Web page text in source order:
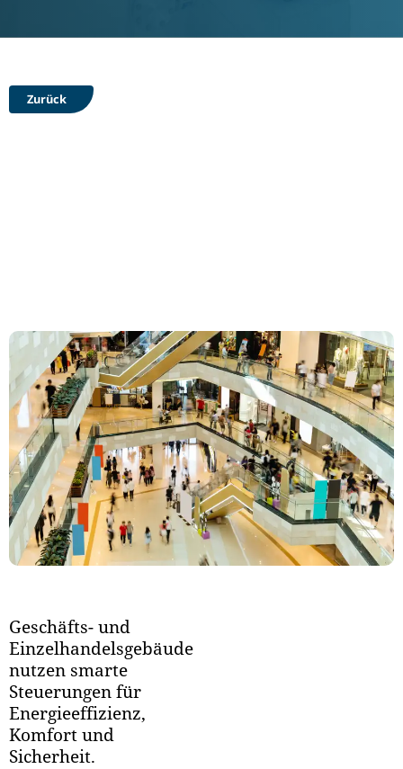
Zurück
Geschäfts- und
Einzelhandelsgebäude
nutzen smarte
Steuerungen für
Energieeffizienz,
Komfort und
Sicherheit.